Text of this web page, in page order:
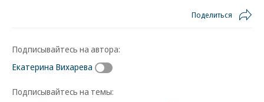
Поделиться
Подписывайтесь на автора:
Екатерина Вихарева
Подписывайтесь на темы: